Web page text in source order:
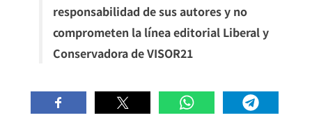
responsabilidad de sus autores y no
comprometen la línea editorial Liberal y
Conservadora de VISOR21